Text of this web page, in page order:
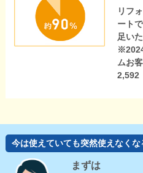
リフ
ート
足い
ムお
2,592
今は使えていても突然使えなくな
まずは